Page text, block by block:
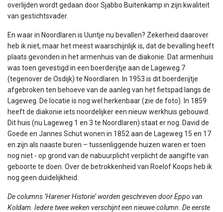
overlijden wordt gedaan door Sjabbo Buitenkamp in zijn kwaliteit
van gestichtsvader.
En waar in Noordlaren is Uuntje nu bevallen? Zekerheid daarover
heb ik niet, maar het meest waarschijnlijk is, dat de bevalling heeft
plaats gevonden in het armenhuis van de diakonie. Dat armenhuis
was toen gevestigd in een boerderijtje aan de Lageweg 7
(tegenover de Osdijk) te Noordlaren. In 1953 is dit boerderijtje
afgebroken ten behoeve van de aanleg van het fietspad langs de
Lageweg. De locatie is nog wel herkenbaar (zie de foto). In 1859
heeft de diakonie iets noordelijker een nieuw werkhuis gebouwd.
Dit huis (nu Lageweg 1 en 3 te Noordlaren) staat er nog. David de
Goede en Jannes Schut wonen in 1852 aan de Lageweg 15 en 17
en zijn als naaste buren – tussenliggende huizen waren er toen
nog niet - op grond van de nabuurplicht verplicht de aangifte van
geboorte te doen. Over de betrokkenheid van Roelof Koops heb ik
nog geen duidelijkheid.
De columns ‘Harener Historie’ worden geschreven door Eppo van
Koldam. Iedere twee weken verschijnt een nieuwe column. De eerste